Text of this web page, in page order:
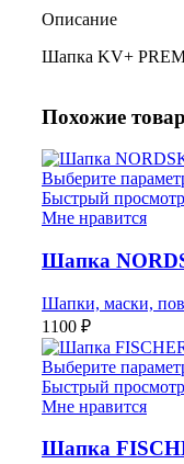
Описание
Шапка KV+
Похожие
Выберите
Быстрый просмотр
Мне нравится
Шапка
Шапки, маски,
1100 ₽
Выберите
Быстрый просмотр
Мне нравится
Шапка